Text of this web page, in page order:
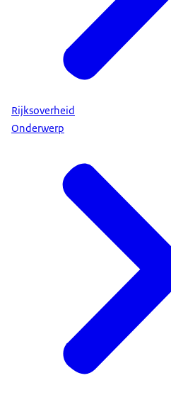
Rijksoverheid
Onderwerp